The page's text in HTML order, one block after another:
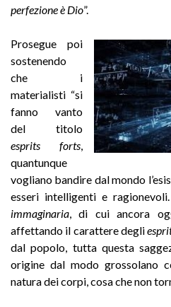
perfezione è Dio”.
Prosegue poi
sostenendo
che i
materialisti “si
fanno vanto
del titolo
esprits forts
quantunque
vogliano bandire dal mondo
esseri intelligenti e
immaginaria , di cui ancora
affettando il carattere degli
dal popolo, tutta questa
origine dal modo grossolano
natura dei corpi, cosa che non